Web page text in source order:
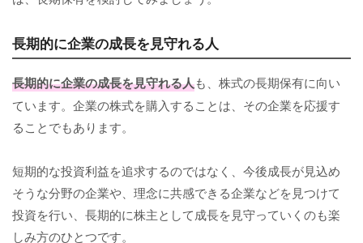
長期的に企業の成長を見守れる人
長期的に企業の成長を見守れる人も、株式の長期保有に向い
ています。企業の株式を購入することは、その企業を応援す
ることでもあります。
短期的な投資利益を追求するのではなく、今後成長が見込め
そうな分野の企業や、理念に共感できる企業などを見つけて
投資を行い、長期的に株主として成長を見守っていくのも楽
しみ方のひとつです。